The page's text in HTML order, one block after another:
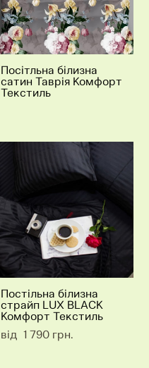
Посітльна білизна
сатин Таврія Комфорт
Текстиль
Постільна білизна
страйп LUX BLACK
Комфорт Текстиль
від 1 790 грн.